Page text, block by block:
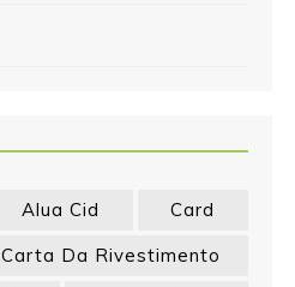
Alua Cid
Card
Carta Da Rivestimento